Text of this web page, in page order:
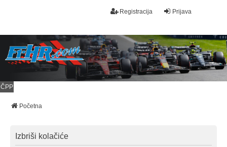
Prijava
Registracija
ČPP
Početna
Izbriši kolačiće